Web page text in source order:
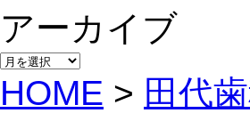
アーカイブ
アー
カ
イ
HOME > 田代